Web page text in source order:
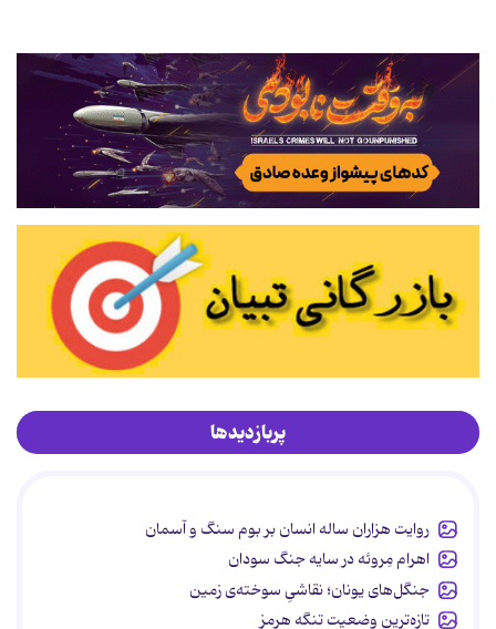
پربازدیدها
روایت هزاران ساله انسان بر بوم سنگ و آسمان
اهرام مِروئه در سایه جنگ سودان
جنگل‌های یونان؛ نقاشیِ سوخته‌ی زمین
تازه‌ترین وضعیت تنگه هرمز